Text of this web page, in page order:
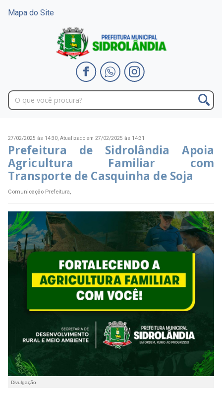
Mapa do Site
27/02/2025 às 14:30, Atualizado em 27/02/2025 às 14:31
Prefeitura de Sidrolândia Apoia
Agricultura Familiar com
Transporte de Casquinha de Soja
Comunicação Prefeitura,
Divulgação